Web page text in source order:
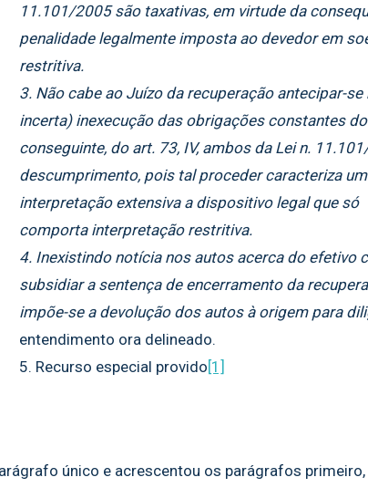
11.101/2005 são taxativas, em virtude da
penalidade legalmente imposta ao devedor em
restritiva.
3. Não cabe ao Juízo da recuperação antecipar-
incerta) inexecução das obrigações constantes
conseguinte, do art. 73, IV, ambos da Lei n.
descumprimento, pois tal proceder caracteriza
interpretação extensiva a dispositivo legal que só
comporta interpretação restritiva.
4. Inexistindo notícia nos autos acerca do efetivo
subsidiar a sentença de encerramento da
impõe-se a devolução dos autos à origem para
entendimento ora delineado.
5. Recurso especial provido[1]
único e acrescentou os parágrafos